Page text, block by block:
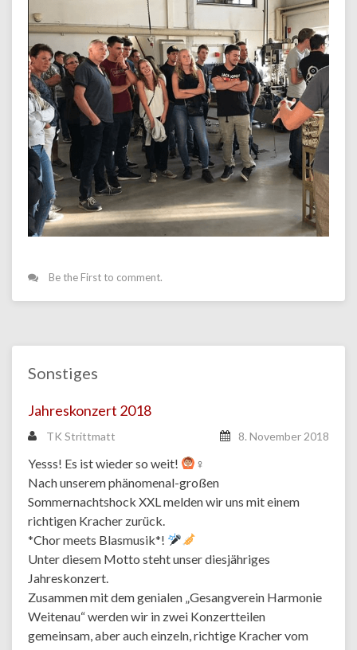
Be the First to comment.
Sonstiges
Jahreskonzert 2018
TK Strittmatt 8. November 2018
Yesss! Es ist wieder so weit!
‍♀
Nach unserem phänomenal-großen
Sommernachtshock XXL melden wir uns mit einem
richtigen Kracher zurück.
*Chor meets Blasmusik*!
Unter diesem Motto steht unser diesjähriges
Jahreskonzert.
Zusammen mit dem genialen „Gesangverein Harmonie
Weitenau“ werden wir in zwei Konzertteilen
gemeinsam, aber auch einzeln, richtige Kracher vom